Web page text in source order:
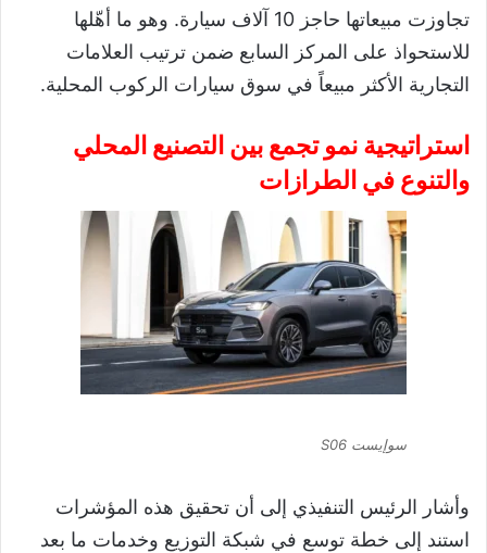
تجاوزت مبيعاتها حاجز 10 آلاف سيارة. وهو ما أهّلها
للاستحواذ على المركز السابع ضمن ترتيب العلامات
التجارية الأكثر مبيعاً في سوق سيارات الركوب المحلية.
استراتيجية نمو تجمع بين التصنيع المحلي
والتنوع في الطرازات
سوإيست S06
​وأشار الرئيس التنفيذي إلى أن تحقيق هذه المؤشرات
استند إلى خطة توسع في شبكة التوزيع وخدمات ما بعد